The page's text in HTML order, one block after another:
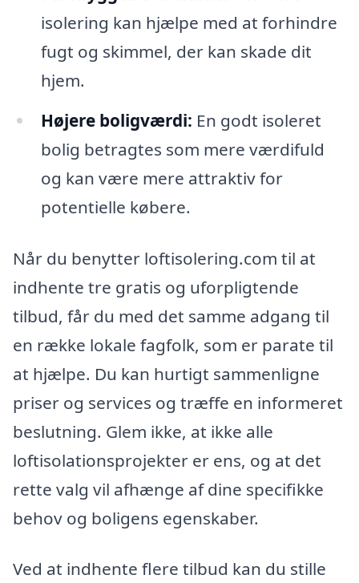
isolering kan hjælpe med at forhindre
fugt og skimmel, der kan skade dit
hjem.
Højere boligværdi: En godt isoleret
bolig betragtes som mere værdifuld
og kan være mere attraktiv for
potentielle købere.
Når du benytter loftisolering.com til at
indhente tre gratis og uforpligtende
tilbud, får du med det samme adgang til
en række lokale fagfolk, som er parate til
at hjælpe. Du kan hurtigt sammenligne
priser og services og træffe en informeret
beslutning. Glem ikke, at ikke alle
loftisolationsprojekter er ens, og at det
rette valg vil afhænge af dine specifikke
behov og boligens egenskaber.
Ved at indhente flere tilbud kan du stille